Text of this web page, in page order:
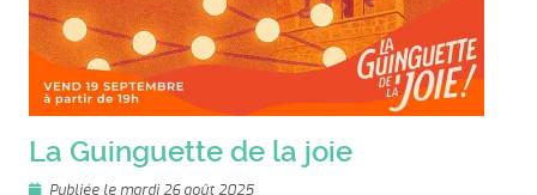
La Guinguette de la joie
Publiée le mardi 26 août 2025